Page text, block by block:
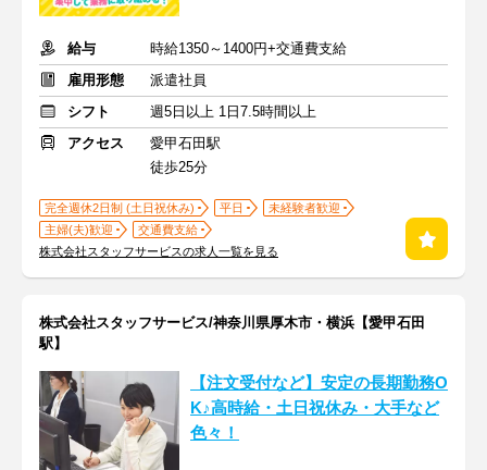
給与
時給1350～1400円+交通費支給
雇用形態
派遣社員
シフト
週5日以上 1日7.5時間以上
アクセス
愛甲石田駅
徒歩25分
完全週休2日制 (土日祝休み) 平日
未経験者歓迎
主婦(夫)歓迎
交通費支給
株式会社スタッフサービスの求人一覧を見る
株式会社スタッフサービス/神奈川県厚木市・横浜【愛甲石田
駅】
【注文受付など】安定の長期勤務O
K♪高時給・土日祝休み・大手など
色々！